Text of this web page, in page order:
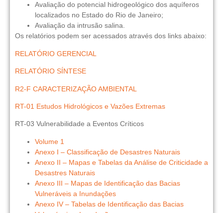
Avaliação do potencial hidrogeológico dos aquíferos
localizados no Estado do Rio de Janeiro;
Avaliação da intrusão salina.
Os relatórios podem ser acessados através dos links abaixo:
RELATÓRIO GERENCIAL
RELATÓRIO SÍNTESE
R2-F CARACTERIZAÇÃO AMBIENTAL
RT-01 Estudos Hidrológicos e Vazões Extremas
RT-03 Vulnerabilidade a Eventos Críticos
Volume 1
Anexo I – Classificação de Desastres Naturais
Anexo II – Mapas e Tabelas da Análise de Criticidade a
Desastres Naturais
Anexo III – Mapas de Identificação das Bacias
Vulneráveis a Inundações
Anexo IV – Tabelas de Identificação das Bacias